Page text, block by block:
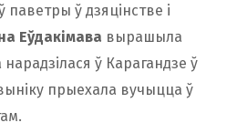
паветры ў дзяцінстве і
Еўдакімава вырашыла
ў Карагандзе ў
прыехала вучыцца ў